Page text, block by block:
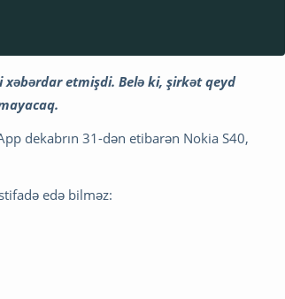
etmişdi. Belə ki, şirkət qeyd
dekabrın 31-dən etibarən Nokia S40,
edə bilməz: